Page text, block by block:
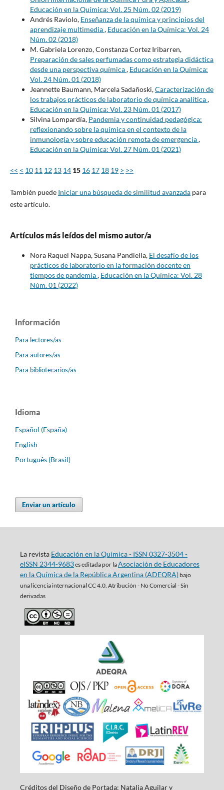
Educación en la Química: Vol. 25 Núm. 02 (2019)
Andrés Raviolo, Enseñanza de la química y principios del
aprendizaje multimedia, Educación en la Química: Vol. 24
Núm. 02 (2018)
M. Gabriela Lorenzo, Constanza Cortez Iribarren,
Preparación de sales perfumadas como estrategia didáctica
desde una perspectiva química, Educación en la Química:
Vol. 24 Núm. 01 (2018)
Jeannette Baumann, Marcela Sadañoski,Caracterización de
los trabajos prácticos de laboratorio de química analítica,
Educación en la Química: Vol. 23 Núm. 01 (2017)
Silvina Lompardía, Pandemia y continuidad pedagógica:
reflexionando sobre la química en el contexto de la
inmunología y sobre educación remota de emergencia,
Educación en la Química: Vol. 27 Núm. 01 (2021)
<< < 10 11 12 13 14 15 16 17 18 19 > >>
También puede Iniciar una búsqueda de similitud avanzadapara
este artículo.
Artículos más leídos del mismo autor/a
Nora Raquel Nappa, Susana Pandiella, El desafío de los
prácticos de laboratorio en la formación docente en
tiempos de pandemia, Educación en la Química: Vol. 28
Núm. 01 (2022)
Información
Para lectores/as
Para autores/as
Para bibliotecarios/as
Idioma
Español (España)
English
Português (Brasil)
Enviar un artículo
La revista Educación en la Química - ISSN 0327-3504 -
eISSN 2344-9683es editada por laAsociación de Educadores
en la Química de la República Argentina (ADEQRA)bajo
una licencia internacional CC 4.0. Atribución - No Comercial - Sin
derivadas
Créditos del Diseño de Portada: Natalia Aguilar y